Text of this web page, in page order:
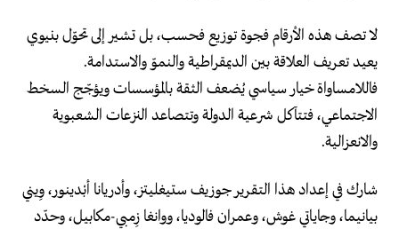
لا تصف هذه الأرقام فجوة توزيع فحسب، بل تشير إلى تحوّل بنيوي
يعيد تعريف العلاقة بين الديمقراطية والنموّ والاستدامة.
فاللامساواة خيار سياسي يُضعف الثقة بالمؤسسات ويؤجّج السخط
الاجتماعي، فتتآكل شرعية الدولة وتتصاعد النزعات الشعبوية
والانعزالية.
شارك في إعداد هذا التقرير جوزيف ستيغليتز، وأدريانا أبْدينور، وِيني
بيانيما، وجاياتي غوش، وعمران فالوديا، ووانغا زِمبي-مكابيل، وحدّد